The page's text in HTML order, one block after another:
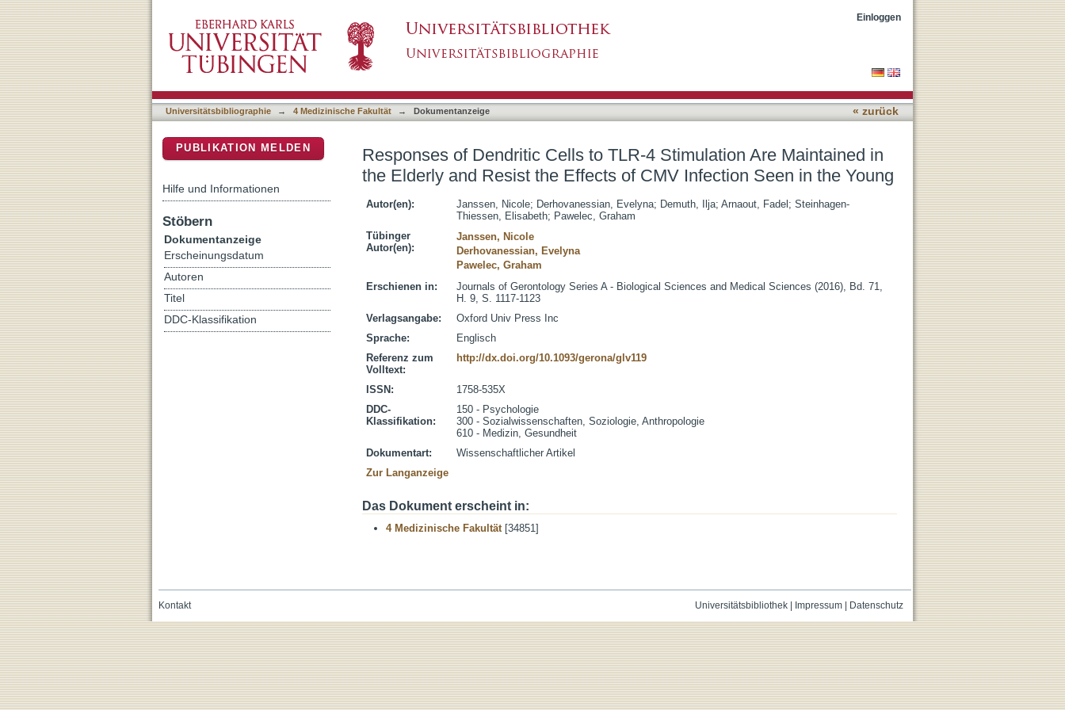
Responses of Dendritic Cells to TLR-4 Stimulation Are Maintained in the Elderly and Resist the
Effects of CMV Infection Seen in the Young
Einloggen
Universitätsbibliographie → 4 Medizinische Fakultät → Dokumentanzeige « zurück
Responses of Dendritic Cells to TLR-4 Stimulation Are Maintained in
the Elderly and Resist the Effects of CMV Infection Seen in the Young
Autor(en): Janssen, Nicole; Derhovanessian, Evelyna; Demuth, Ilja; Arnaout, Fadel ; Steinhagen-
Thiessen, Elisabeth; Pawelec, Graham
Tübinger
Autor(en):
Janssen, Nicole
Derhovanessian, Evelyna
Pawelec, Graham
Erschienen in:
Journals of Gerontology Series A - Biological Sciences and Medical Sciences (2016), Bd. 71,
H. 9, S. 1117-1123
Verlagsangabe:
Oxford Univ Press Inc
Sprache:
Englisch
Referenz zum
Volltext:
http://dx.doi.org/10.1093/gerona/glv119
ISSN:
1758-535X
DDC-
Klassifikation:
150 - Psychologie
300 - Sozialwissenschaften, Soziologie, Anthropologie
610 - Medizin, Gesundheit
Dokumentart:
Wissenschaftlicher Artikel
Zur Langanzeige
Das Dokument erscheint in:
4 Medizinische Fakultät[34851]
PUBLIKATION MELDEN
Hilfe und Informationen
Stöbern
Dokumentanzeige
Erscheinungsdatum
Autoren
Titel
DDC-Klassifikation
Universitätsbibliothek| Impressum| Datenschutz
Kontakt